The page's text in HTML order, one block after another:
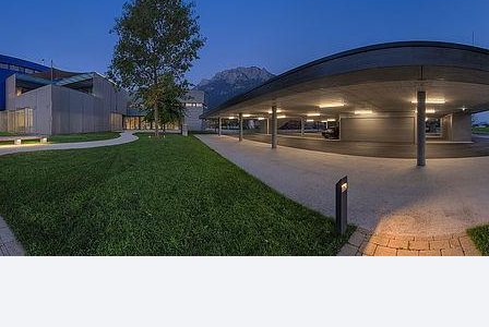
Español
Polski
Česky
Magyar
Hrvatski
Română